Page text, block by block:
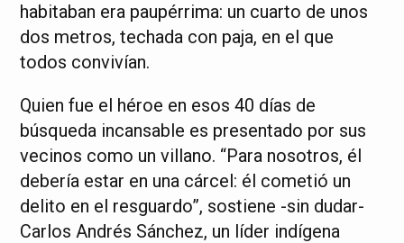
habitaban era paupérrima: un cuarto de unos
dos metros, techada con paja, en el que
todos convivían.
Quien fue el héroe en esos 40 días de
búsqueda incansable es presentado por sus
vecinos como un villano. “Para nosotros, él
debería estar en una cárcel: él cometió un
delito en el resguardo”, sostiene -sin dudar-
Carlos Andrés Sánchez, un líder indígena